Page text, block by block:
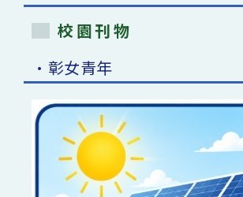
校園刊物
•彰女青年